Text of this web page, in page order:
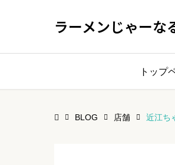
ラーメンじゃーな
トップ
BLOG 店舗 近江ち